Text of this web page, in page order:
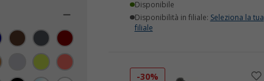
Disponibile
Disponibilità in filiale: Seleziona la tua
filiale
-30%